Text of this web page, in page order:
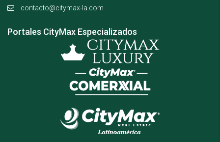
contacto@citymax-la.com
Portales CityMax Especializados